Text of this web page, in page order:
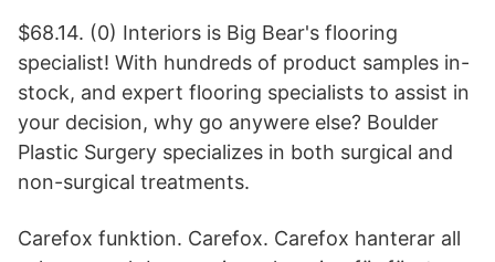
$68.14. (0) Interiors is Big Bear's flooring
specialist! With hundreds of product samples in-
stock, and expert flooring specialists to assist in
your decision, why go anywere else? Boulder
Plastic Surgery specializes in both surgical and
non-surgical treatments.
Carefox funktion. Carefox. Carefox hanterar all